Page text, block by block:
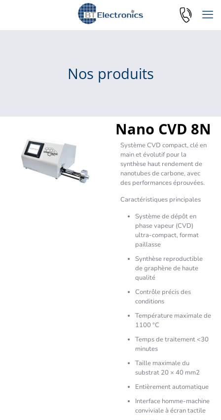
Nos produits
Nano CVD 8N
Système CVD compact, clé en
main et évolutif pour la
synthèse haut rendement de
nanotubes de carbone, avec
des performances éprouvées.
Caractéristiques principales
Système de dépôt en
phase vapeur (CVD)
ultra-compact, format
paillasse
Synthèse reproductible
de graphène de haute
qualité
Contrôle précis des
conditions
Température maximale de
1100 °C
Temps de traitement <30
minutes
Taille maximale du
substrat 20 × 40 mm2
Entièrement automatique
Interface homme-machine
conviviale à écran tactile